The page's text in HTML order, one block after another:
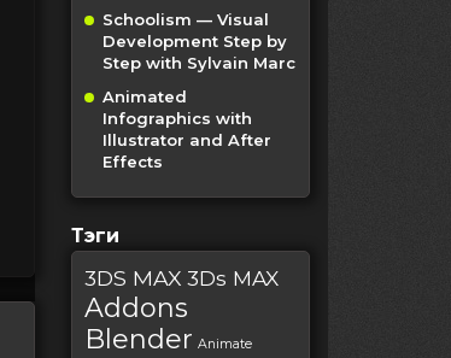
Schoolism — Visual
Development Step by
Step with Sylvain Marc
Animated
Infographics with
Illustrator and After
Effects
Тэги
3DS MAX 3Ds MAX
Addons
Blender Animate